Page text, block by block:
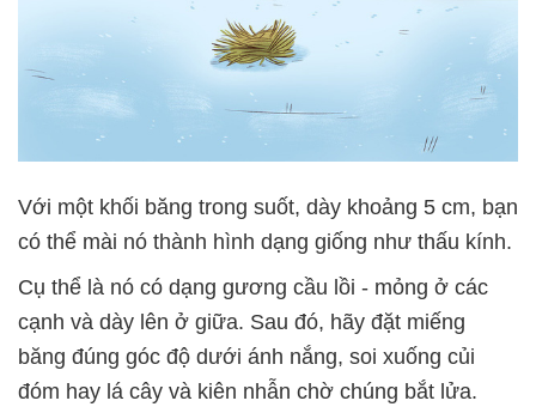
Với một khối băng trong suốt, dày khoảng 5 cm, bạn
có thể mài nó thành hình dạng giống như thấu kính.
Cụ thể là nó có dạng gương cầu lồi - mỏng ở các
cạnh và dày lên ở giữa. Sau đó, hãy đặt miếng
băng đúng góc độ dưới ánh nắng, soi xuống củi
đóm hay lá cây và kiên nhẫn chờ chúng bắt lửa.